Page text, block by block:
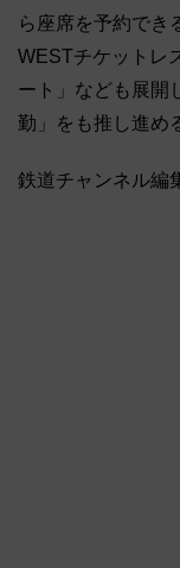
ら座席を予約でき
WESTチケットレ
ート」なども展開
勤」をも推し進め
鉄道チャンネル編